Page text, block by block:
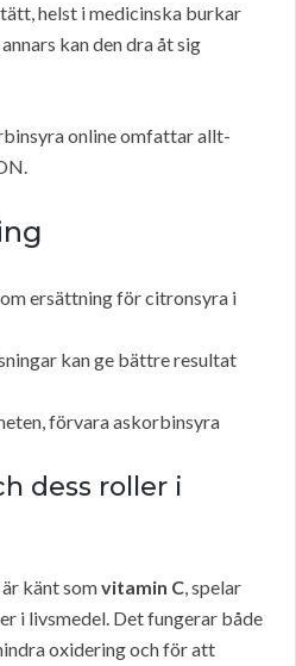
helst i medicinska burkar
kan den dra åt sig
online omfattar allt-
ersättning för citronsyra i
kan ge bättre resultat
förvara askorbinsyra
dess roller i
känt somvitamin C, spelar
i livsmedel. Det fungerar både
oxidering och för att